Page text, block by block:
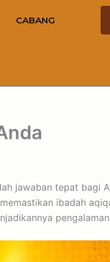
CABANG
jawaban tepat bagi
ibadah